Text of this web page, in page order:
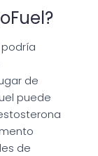
podría
de
puede
de